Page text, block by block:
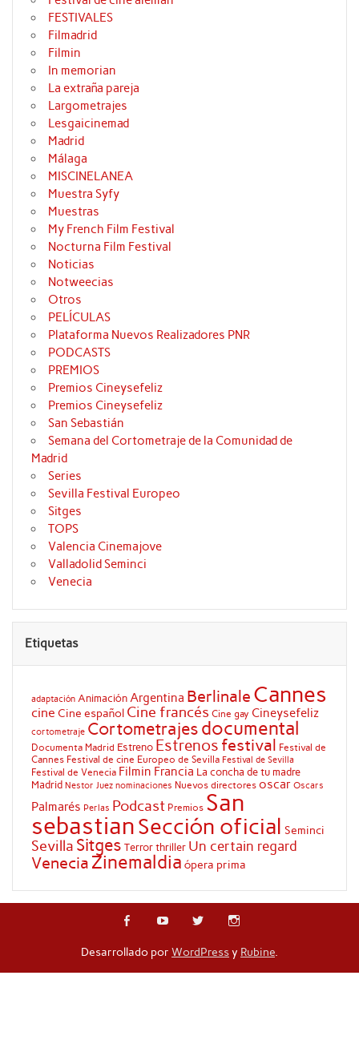
FESTIVALES
Filmadrid
Filmin
In memorian
La extraña pareja
Largometrajes
Lesgaicinemad
Madrid
Málaga
MISCINELANEA
Muestra Syfy
Muestras
My French Film Festival
Nocturna Film Festival
Noticias
Notweecias
Otros
PELÍCULAS
Plataforma Nuevos Realizadores PNR
PODCASTS
PREMIOS
Premios Cineysefeliz
Premios Cineysefeliz
San Sebastián
Semana del Cortometraje de la Comunidad de
Madrid
Series
Sevilla Festival Europeo
Sitges
TOPS
Valencia Cinemajove
Valladolid Seminci
Venecia
Etiquetas
adaptación AnimaciónArgentina Berlinale Cannes
cine Cine español Cine francés Cine gay Cineysefeliz
cortometraje Cortometrajes documental
Documenta Madrid Estreno Estrenos festival Festival de
Cannes Festival de cine Europeo de Sevilla Festival de Sevilla
Festival de Venecia Filmin Francia La concha de tu madre
Madrid Nestor Juez nominaciones Nuevos directores oscar Oscars
Palmarés Perlas Podcast Premios San
sebastianSección oficial Seminci
Sevilla Sitges Terrorthriller Un certain regard
Venecia Zinemaldia ópera prima
Desarrollado por WordPressy Rubine.